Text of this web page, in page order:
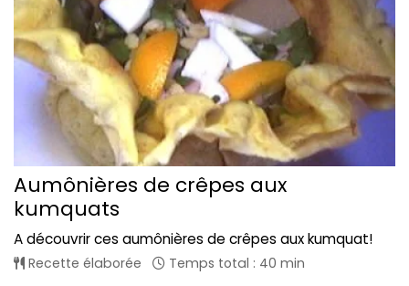
Aumônières de crêpes aux
kumquats
A découvrir ces aumônières de crêpes aux kumquat!
Recette élaborée Temps total : 40 min